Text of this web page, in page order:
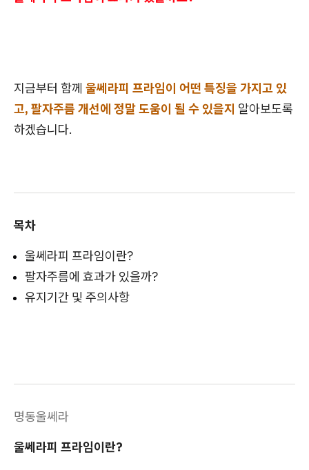
지금부터 함께 울쎄라피 프라임이 어떤 특징을 가지고 있
고, 팔자주름 개선에 정말 도움이 될 수 있을지 알아보도록
하겠습니다.
목차
울쎄라피 프라임이란?
팔자주름에 효과가 있을까?
유지기간 및 주의사항
명동울쎄라
울쎄라피 프라임이란?